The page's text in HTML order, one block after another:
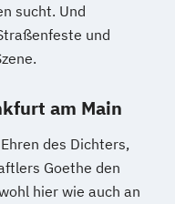
sucht. Und
und
am Main
des Dichters,
Goethe den
hier wie auch an